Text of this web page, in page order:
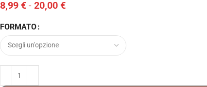
8,99 € - 20,00 €
FORMATO